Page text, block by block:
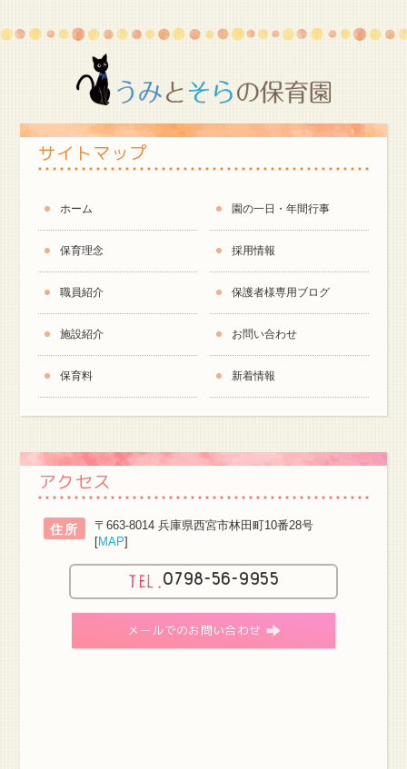
サイトマップ
ホーム
保育理念
職員紹介
施設紹介
保育料
園の一日・年間行事
採用情報
保護者様専用ブログ
お問い合わせ
新着情報
アクセス
住所
〒663-8014 兵庫県西宮市林田町10番28号
[MAP]
0798-56-9955
メールでのお問い合わせ